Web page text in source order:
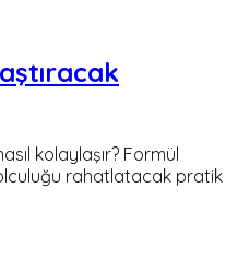
kolaylaşır? Formül
rahatlatacak pratik